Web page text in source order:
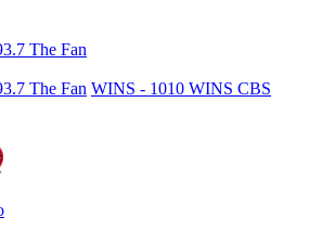
The Fan
The Fan WINS - 1010 WINS CBS